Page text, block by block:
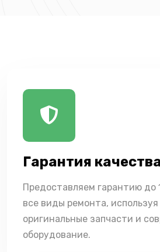
Гарантия
Предоставляем гарантию до
все виды ремонта, используя
оригинальные запчасти и
оборудование.